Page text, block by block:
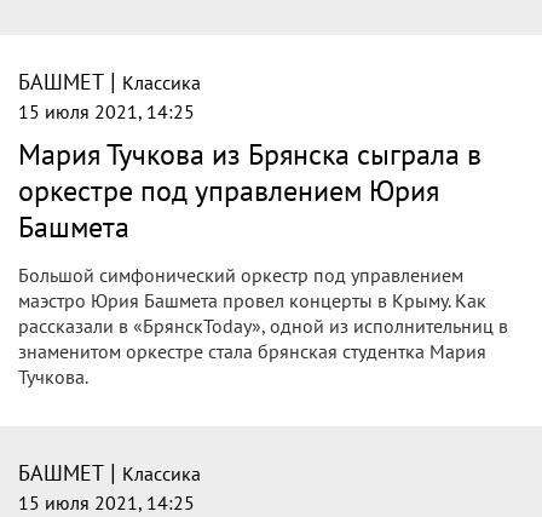
БАШМЕТ | Классика
15 июля 2021, 14:25
Мария Тучкова из Брянска сыграла в
оркестре под управлением Юрия
Башмета
Большой симфонический оркестр под управлением
маэстро Юрия Башмета провел концерты в Крыму. Как
рассказали в «БрянскToday», одной из исполнительниц в
знаменитом оркестре стала брянская студентка Мария
Тучкова.
БАШМЕТ | Классика
15 июля 2021, 14:25